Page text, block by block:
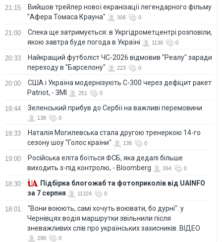
21:15
Вийшов трейлер нової екранізації легендарного фільму
"Афера Томаса Крауна"
306 0
21:00
Спека ще затримується: в Укргідрометцентрі розповіли,
якою завтра буде погода в Україні
1136 0
20:33
Найкращий футболіст ЧС-2026 відмовив "Реалу" заради
переходу в "Барселону"
223 0
20:00
США і Україна модернізують С-300 через дефіцит ракет
Patriot, - ЗМІ
251 0
19:44 Зеленський прибув до Сербії на важливі перемовини
138 0
19:33
Наталія Могилевська стала другою тренеркою 14-го
сезону шоу "Голос країни"
138 0
19:00
Російська еліта боїться ФСБ, яка дедалі більше
виходить з-під контролю, - Bloomberg
264 0
18:30
Підбірка блогожаб та фотоприколів від UAINFO
за 7 серпня
11324 0
18:01
"Вони воюють, самі хочуть воювати, бо дурні": у
Чернівцях водія маршрутки звільнили після
зневажливих слів про українських захисників. ВІДЕО
298 0